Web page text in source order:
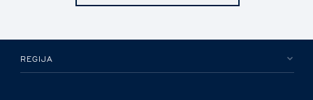
REGIJA